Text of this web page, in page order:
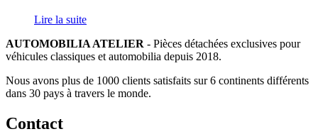
Lire la suite
AUTOMOBILIA ATELIER - Pièces détachées exclusives pour
véhicules classiques et automobilia depuis 2018.
Nous avons plus de 1000 clients satisfaits sur 6 continents différents
dans 30 pays à travers le monde.
Contact